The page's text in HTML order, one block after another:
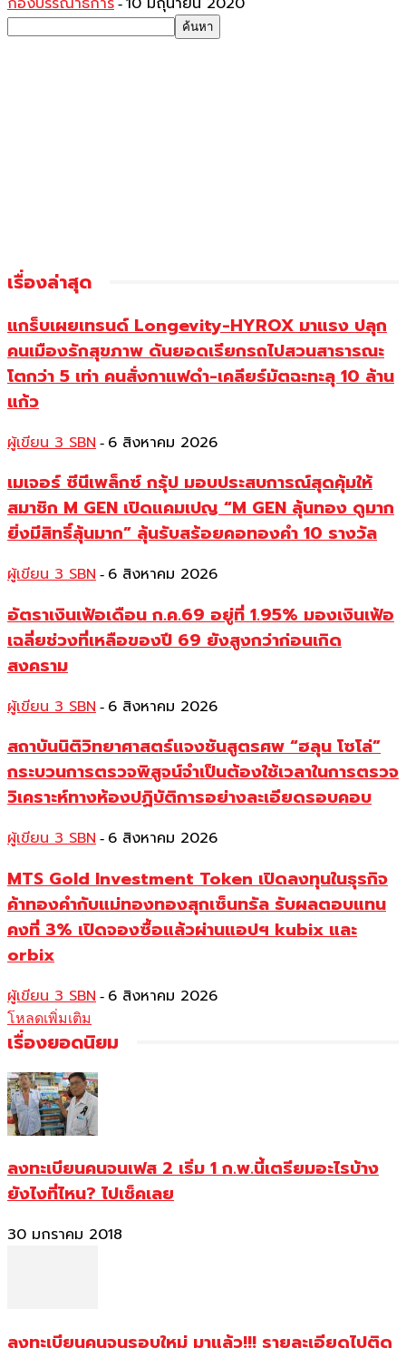
-
เรื่องล่าสุด
แกร็บเผยเทรนด์ Longevity-HYROX มาแรง ปลุก
คนเมืองรักสุขภาพ ดันยอดเรียกรถไปสวนสาธารณะ
โตกว่า 5 เท่า คนสั่งกาแฟดำ-เคลียร์มัตฉะทะลุ 10 ล้าน
แก้ว
ผู้เขียน 3 SBN - 6 สิงหาคม 2026
เมเจอร์ ซีนีเพล็กซ์ กรุ้ป มอบประสบการณ์สุดคุ้มให้
สมาชิก M GEN เปิดแคมเปญ “M GEN ลุ้นทอง ดูมาก
ยิ่งมีสิทธิ์ลุ้นมาก” ลุ้นรับสร้อยคอทองคำ 10 รางวัล
ผู้เขียน 3 SBN - 6 สิงหาคม 2026
อัตราเงินเฟ้อเดือน ก.ค.69 อยู่ที่ 1.95% มองเงินเฟ้อ
เฉลี่ยช่วงที่เหลือของปี 69 ยังสูงกว่าก่อนเกิด
สงคราม
ผู้เขียน 3 SBN - 6 สิงหาคม 2026
สถาบันนิติวิทยาศาสตร์แจงชันสูตรศพ “ฮลุน โซโล่”
กระบวนการตรวจพิสูจน์จำเป็นต้องใช้เวลาในการตรวจ
วิเคราะห์ทางห้องปฏิบัติการอย่างละเอียดรอบคอบ
ผู้เขียน 3 SBN - 6 สิงหาคม 2026
MTS Gold Investment Token เปิดลงทุนในธุรกิจ
ค้าทองคำกับแม่ทองทองสุกเซ็นทรัล รับผลตอบแทน
คงที่ 3% เปิดจองซื้อแล้วผ่านแอปฯ kubix และ
orbix
ผู้เขียน 3 SBN - 6 สิงหาคม 2026
โหลดเพิ่มเติม
เรื่องยอดนิยม
ลงทะเบียนคนจนเฟส 2 เริ่ม 1 ก.พ.นี้เตรียมอะไรบ้าง
ยังไงที่ไหน? ไปเช็คเลย
30 มกราคม 2018
ลงทะเบียนคนจนรอบใหม่ มาแล้ว!!! รายละเอียดไปติด